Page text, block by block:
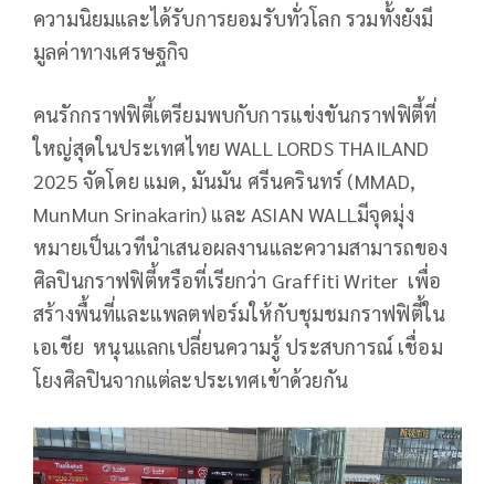
ความนิยมและได้รับการยอมรับทั่วโลก รวมทั้งยังมี
มูลค่าทางเศรษฐกิจ
คนรักกราฟฟิตี้เตรียมพบกับการแข่งขันกราฟฟิตี้ที่
ใหญ่สุดในประเทศไทย WALL LORDS THAILAND
2025 จัดโดย แมด, มันมัน ศรีนครินทร์ (MMAD,
MunMun Srinakarin) และ ASIAN WALLมีจุดมุ่ง
หมายเป็นเวทีนำเสนอผลงานและความสามารถของ
ศิลปินกราฟฟิตี้หรือที่เรียกว่า Graffiti Writer เพื่อ
สร้างพื้นที่และแพลตฟอร์มให้กับชุมชมกราฟฟิตี้ใน
เอเชีย หนุนแลกเปลี่ยนความรู้ ประสบการณ์ เชื่อม
โยงศิลปินจากแต่ละประเทศเข้าด้วยกัน